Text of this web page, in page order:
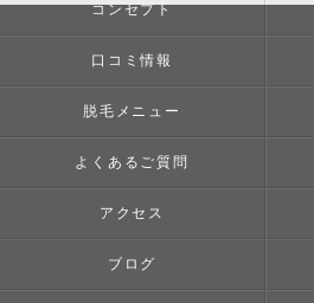
コンセプト
口コミ情報
脱毛メニュー
よくあるご質問
アクセス
ブログ